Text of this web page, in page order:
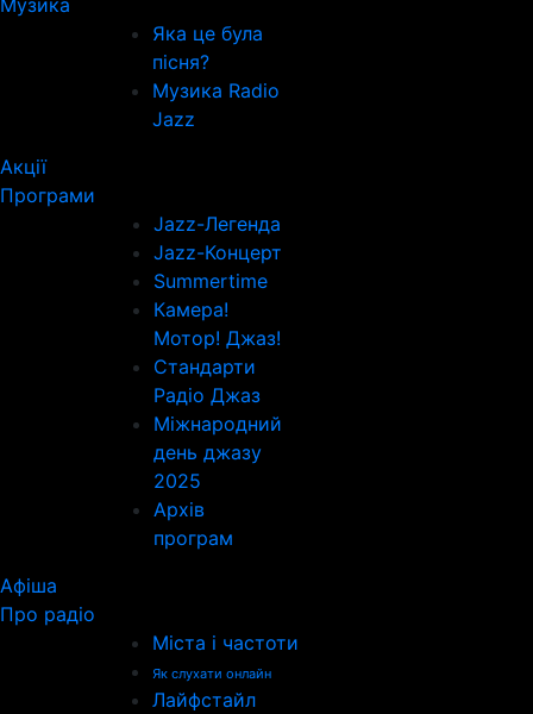
Музика
Яка це була
пісня?
Музика Radio
Jazz
Акції
Програми
Jazz-Легенда
Jazz-Концерт
Summertime
Камера!
Мотор! Джаз!
Стандарти
Радіо Джаз
Міжнародний
день джазу
2025
Архів
програм
Афіша
Про радіо
Міста і частоти
Як слухати онлайн
Лайфстайл